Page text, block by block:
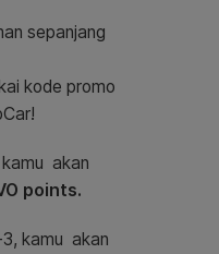
sepanjang
kode promo
akan
points.
kamu akan